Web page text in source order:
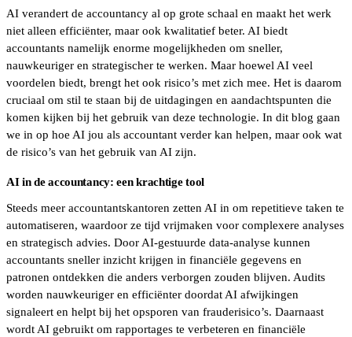
AI verandert de accountancy al op grote schaal en maakt het werk
niet alleen efficiënter, maar ook kwalitatief beter. AI biedt
accountants namelijk enorme mogelijkheden om sneller,
nauwkeuriger en strategischer te werken. Maar hoewel AI veel
voordelen biedt, brengt het ook risico’s met zich mee. Het is daarom
cruciaal om stil te staan bij de uitdagingen en aandachtspunten die
komen kijken bij het gebruik van deze technologie. In dit blog gaan
we in op hoe AI jou als accountant verder kan helpen, maar ook wat
de risico’s van het gebruik van AI zijn.
AI in de accountancy: een krachtige tool
Steeds meer accountantskantoren zetten AI in om repetitieve taken te
automatiseren, waardoor ze tijd vrijmaken voor complexere analyses
en strategisch advies. Door AI-gestuurde data-analyse kunnen
accountants sneller inzicht krijgen in financiële gegevens en
patronen ontdekken die anders verborgen zouden blijven. Audits
worden nauwkeuriger en efficiënter doordat AI afwijkingen
signaleert en helpt bij het opsporen van frauderisico’s. Daarnaast
wordt AI gebruikt om rapportages te verbeteren en financiële